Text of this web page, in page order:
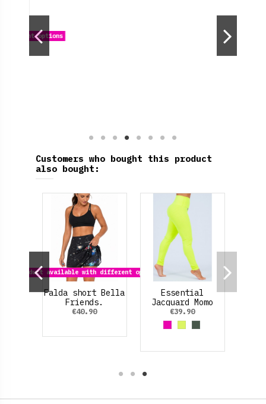
options
Customers who bought this product
also bought:
Product available with different options
Falda short Bella
Friends.
€40.90
Essential
Jacquard Momo
(con textura).
€39.90
FucsiaAmarillo Neon
Verde Oliva